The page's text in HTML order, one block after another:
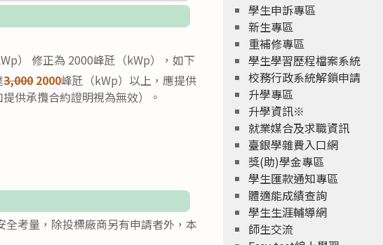
） 修正為 2000峰瓩（kWp），如下
3,0002000峰瓩（kWp）以上，應提供
供承攬合約證明視為無效）。
考量，除投標廠商另有申請者外，本
學生申訴專區
新生專區
重補修專區
學生學習歷程檔案系統
校務行政系統解鎖申請
升學專區
升學資訊※
就業媒合及求職資訊
臺銀學雜費入口網
獎(助)學金專區
學生匯款通知專區
體適能成績查詢
學生生涯輔導網
師生交流